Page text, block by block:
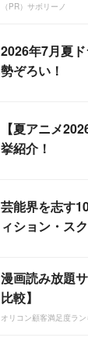
（PR）サボリーノ
2026年7月夏
勢ぞろい！
【夏アニメ
挙紹介！
芸能界を志す
ィション・ス
漫画読み放題
比較】
オリコン顧客満足度ラ